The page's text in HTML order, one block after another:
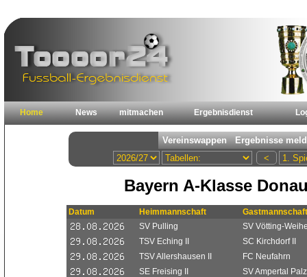
Home News mitmachen Ergebnisdienst
Bayern A-Klasse
Datum Heimmannschaft
Gastmannschaft
SV Pulling
SV Vötting-
TSV Eching II
SC Kirchdorf II
TSV Allershausen II
FC Neufahrn
SE Freising II
SV Ampertal